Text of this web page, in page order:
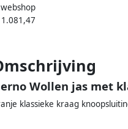
Drukknoopsluiting
Dames
Wollen jas met
klassieke kraag